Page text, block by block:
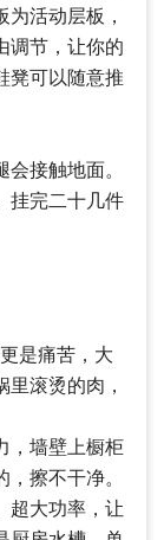
活动层板，
调节，让你的
凳可以随意推
接触地面。
挂完二十几件
是痛苦，大
滚烫的肉，
，墙壁上橱柜
擦不干净。
超大功率，让